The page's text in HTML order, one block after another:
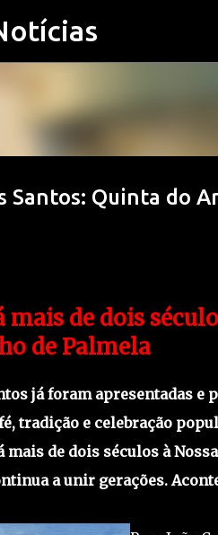
Santos: Quinta do
mais de dois
de Palmela
já foram apresentadas
tradição e celebração
de dois séculos à
a unir gerações.